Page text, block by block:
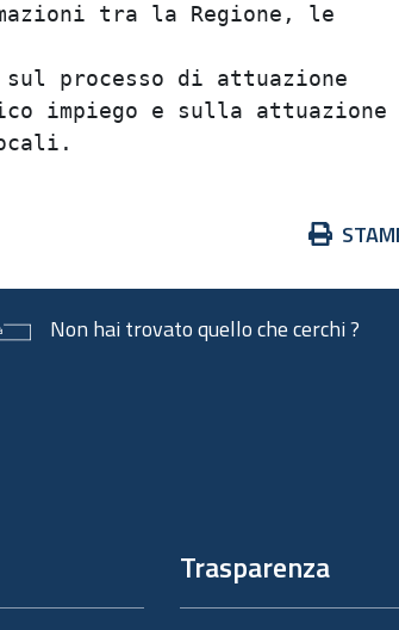
informazioni tra la
i
studi sul processo di
impiego e sulla
Azioni
documento
Non hai trovato quello che cerchi ?
Trasparenza